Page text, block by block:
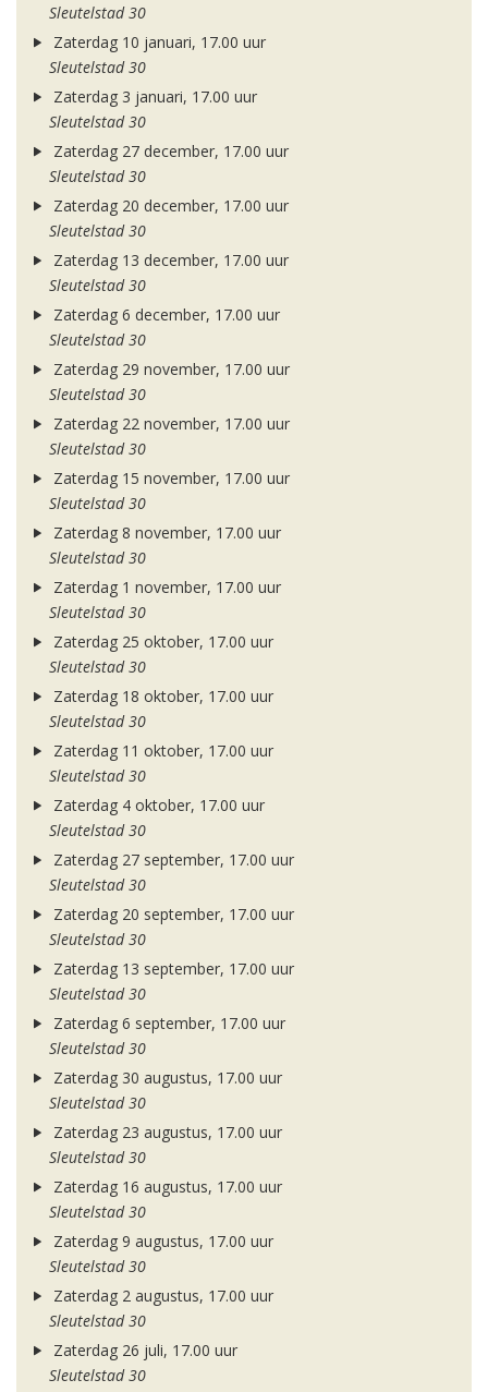
Sleutelstad 30
Zaterdag 10 januari, 17.00 uur
Sleutelstad 30
Zaterdag 3 januari, 17.00 uur
Sleutelstad 30
Zaterdag 27 december, 17.00 uur
Sleutelstad 30
Zaterdag 20 december, 17.00 uur
Sleutelstad 30
Zaterdag 13 december, 17.00 uur
Sleutelstad 30
Zaterdag 6 december, 17.00 uur
Sleutelstad 30
Zaterdag 29 november, 17.00 uur
Sleutelstad 30
Zaterdag 22 november, 17.00 uur
Sleutelstad 30
Zaterdag 15 november, 17.00 uur
Sleutelstad 30
Zaterdag 8 november, 17.00 uur
Sleutelstad 30
Zaterdag 1 november, 17.00 uur
Sleutelstad 30
Zaterdag 25 oktober, 17.00 uur
Sleutelstad 30
Zaterdag 18 oktober, 17.00 uur
Sleutelstad 30
Zaterdag 11 oktober, 17.00 uur
Sleutelstad 30
Zaterdag 4 oktober, 17.00 uur
Sleutelstad 30
Zaterdag 27 september, 17.00 uur
Sleutelstad 30
Zaterdag 20 september, 17.00 uur
Sleutelstad 30
Zaterdag 13 september, 17.00 uur
Sleutelstad 30
Zaterdag 6 september, 17.00 uur
Sleutelstad 30
Zaterdag 30 augustus, 17.00 uur
Sleutelstad 30
Zaterdag 23 augustus, 17.00 uur
Sleutelstad 30
Zaterdag 16 augustus, 17.00 uur
Sleutelstad 30
Zaterdag 9 augustus, 17.00 uur
Sleutelstad 30
Zaterdag 2 augustus, 17.00 uur
Sleutelstad 30
Zaterdag 26 juli, 17.00 uur
Sleutelstad 30